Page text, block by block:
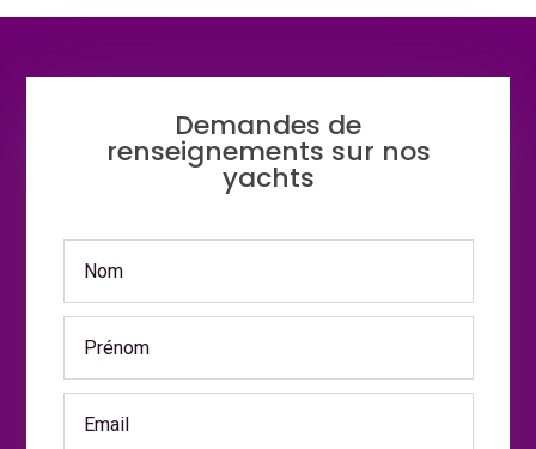
Demandes de
renseignements sur nos
yachts